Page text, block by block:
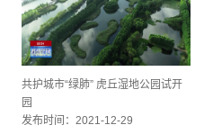
共护城市“绿肺” 虎丘湿地公园试开
园
发布时间：2021-12-29